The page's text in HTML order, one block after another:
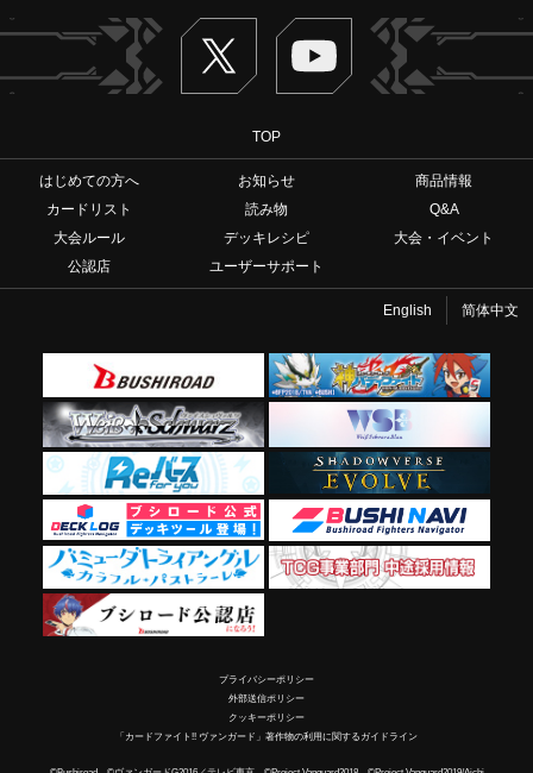
Twitter ヴァンガードch
TOP
はじめての方へ お知らせ
商品情報
カードリスト
読み物
Q&A
大会ルール
デッキレシピ
大会・イベント
公認店
ユーザーサポート
English 简体中文
プライバシーポリシー
外部送信ポリシー
クッキーポリシー
「カードファイト!! ヴァンガード」著作物の利用に関するガイドライン